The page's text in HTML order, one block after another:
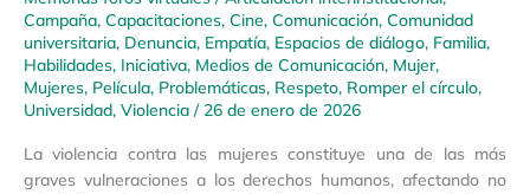
Campaña, Capacitaciones, Cine, Comunicación, Comunidad
universitaria, Denuncia, Empatía, Espacios de diálogo, Familia,
Habilidades, Iniciativa, Medios de Comunicación, Mujer,
Mujeres, Película, Problemáticas, Respeto, Romper el círculo,
Universidad, Violencia / 26 de enero de 2026
La violencia contra las mujeres constituye una de las más
graves vulneraciones a los derechos humanos, afectando no